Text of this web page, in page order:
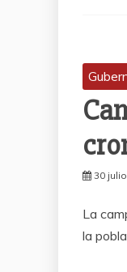
30
La
la